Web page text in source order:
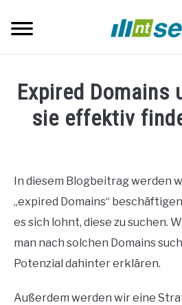
content
SEO BERATUNG
CORPORATE BLOGS
BLOG
KONTAKT
Expired Domains
sie effektiv
Kleinholz
In diesem Blogbeitrag werden
„expired Domains“
es sich lohnt, diese zu suchen.
man nach solchen Domains
Potenzial dahinter erklären.
Außerdem werden wir eine